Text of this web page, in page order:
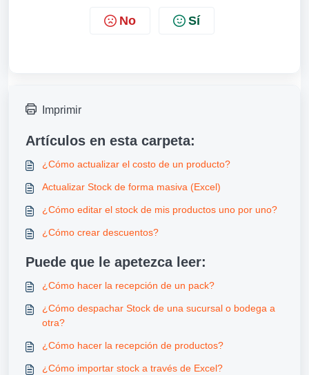
No Sí
Imprimir
Artículos en esta carpeta:
¿Cómo actualizar el costo de un producto?
Actualizar Stock de forma masiva (Excel)
¿Cómo editar el stock de mis productos uno por uno?
¿Cómo crear descuentos?
Puede que le apetezca leer:
¿Cómo hacer la recepción de un pack?
¿Cómo despachar Stock de una sucursal o bodega a
otra?
¿Cómo hacer la recepción de productos?
¿Cómo importar stock a través de Excel?